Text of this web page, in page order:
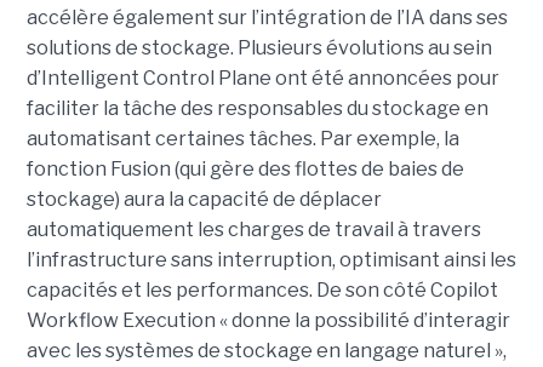
accélère également sur l’intégration de l’IA dans ses
solutions de stockage. Plusieurs évolutions au sein
d’Intelligent Control Plane ont été annoncées pour
faciliter la tâche des responsables du stockage en
automatisant certaines tâches. Par exemple, la
fonction Fusion (qui gère des flottes de baies de
stockage) aura la capacité de déplacer
automatiquement les charges de travail à travers
l’infrastructure sans interruption, optimisant ainsi les
capacités et les performances. De son côté Copilot
Workflow Execution « donne la possibilité d’interagir
avec les systèmes de stockage en langage naturel »,